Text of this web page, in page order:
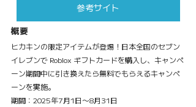
参考サイト
概要
ヒカキンの限定アイテムが登場！日本全国のセブン
イレブンで Roblox ギフトカードを購入し、キャンペ
ーン期間中に引き換えたら無料でもらえるキャンペ
ーンを実施。
期間：2025年7月1日〜8月31日